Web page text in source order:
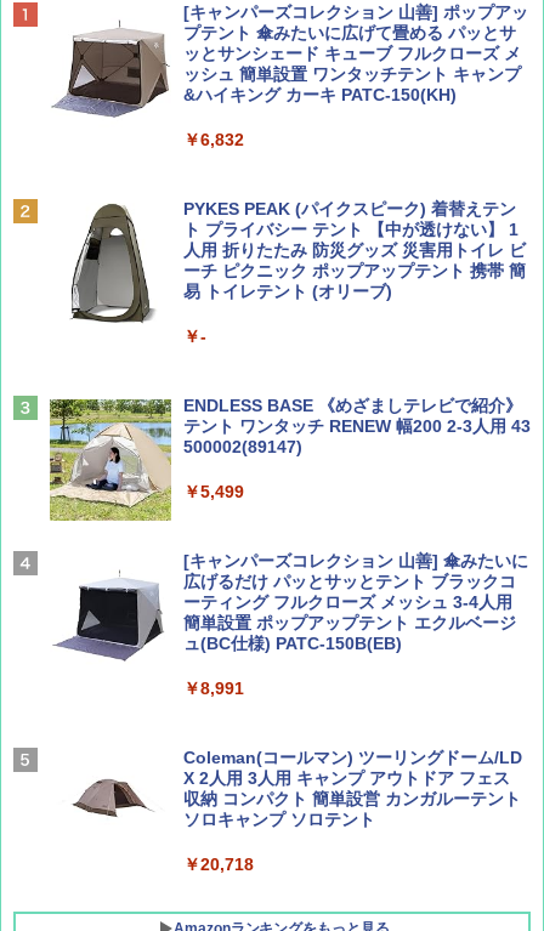
ディズニーファン ２０２６年 ９月号 [雑
誌] (ＤＩＳＮＥＹ ＦＡＮ)
￥713
￥1,540
集】ボーイング110周年を祝して！
BE-PAL(ビ-パル) 2026年 9 月号【特別付録:
SOTO ミニマル"旅"財布 ランダム2種】
￥1,500
D40 地球の歩き方 チェンマイ タイ北部の魅
力的な町 2026～2027 地球の歩き方D アジア
￥2,079
￥2,479
ァキア 2026～2027 地球の歩き方A ヨーロッ
￥2,277
新しい日本地理 地図・統計・移動から読み
解く (講談社現代新書)
￥1,540
[キャンパーズコレクション 山善] ポップアッ
プテント 傘みたいに広げて畳める パッとサ
ッとサンシェード キューブ フルクローズ メ
ッシュ 簡単設置 ワンタッチテント キャンプ
&ハイキング カーキ PATC-150(KH)
￥6,832
PYKES PEAK (パイクスピーク) 着替えテン
ト プライバシー テント 【中が透けない】 1
人用 折りたたみ 防災グッズ 災害用トイレ ビ
ーチ ピクニック ポップアップテント 携帯 簡
易 トイレテント (オリーブ)
￥-
ENDLESS BASE 《めざましテレビで紹介》
テント ワンタッチ RENEW 幅200 2-3人用 43
500002(89147)
￥5,499
[キャンパーズコレクション 山善] 傘みたいに
広げるだけ パッとサッとテント ブラックコ
ーティング フルクローズ メッシュ 3-4人用
簡単設置 ポップアップテント エクルベージ
ュ(BC仕様) PATC-150B(EB)
￥8,991
Coleman(コールマン) ツーリングドーム/LD
X 2人用 3人用 キャンプ アウトドア フェス
収納 コンパクト 簡単設営 カンガルーテント
ソロキャンプ ソロテント
￥20,718